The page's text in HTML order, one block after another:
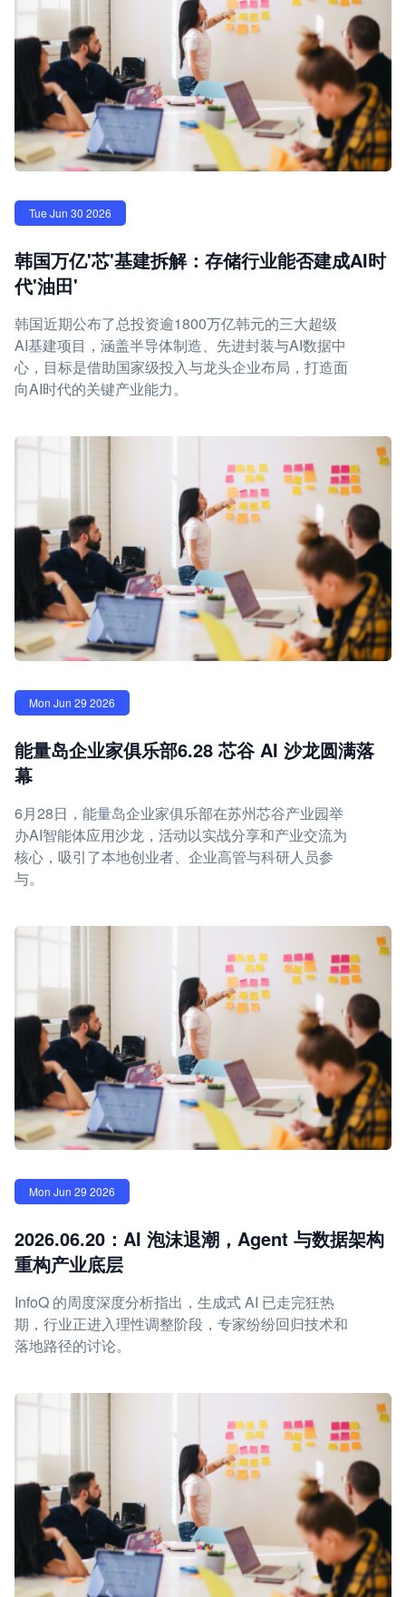
Tue Jun 30 2026
韩国万亿'芯'基建拆解：存储行业能否建成AI时
代'油田'
韩国近期公布了总投资逾1800万亿韩元的三大超级
AI基建项目，涵盖半导体制造、先进封装与AI数据中
心，目标是借助国家级投入与龙头企业布局，打造面
向AI时代的关键产业能力。
Mon Jun 29 2026
能量岛企业家俱乐部6.28 芯谷 AI 沙龙圆满落
幕
6月28日，能量岛企业家俱乐部在苏州芯谷产业园举
办AI智能体应用沙龙，活动以实战分享和产业交流为
核心，吸引了本地创业者、企业高管与科研人员参
与。
Mon Jun 29 2026
2026.06.20：AI 泡沫退潮，Agent 与数据架构
重构产业底层
InfoQ 的周度深度分析指出，生成式 AI 已走完狂热
期，行业正进入理性调整阶段，专家纷纷回归技术和
落地路径的讨论。